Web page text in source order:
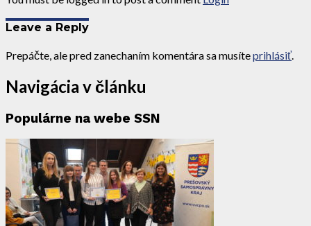
Leave a Reply
Prepáčte, ale pred zanechaním komentára sa musíteprihlásiť.
Navigácia v článku
Populárne na webe SSN